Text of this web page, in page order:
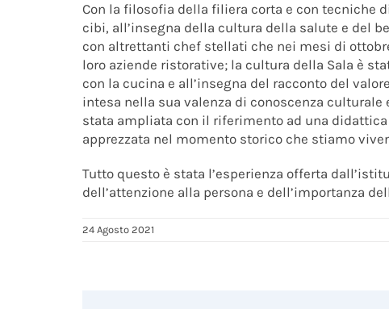
Con la filosofia della filiera corta e con tecniche
cibi, all’insegna della cultura della salute e del
con altrettanti chef stellati che nei mesi di
loro aziende ristorative; la cultura della Sala è
con la cucina e all’insegna del racconto del
intesa nella sua valenza di conoscenza
stata ampliata con il riferimento ad una
apprezzata nel momento storico che stiamo
Tutto questo è stata l’esperienza offerta
dell’attenzione alla persona e dell’importanza
24 Agosto 2021